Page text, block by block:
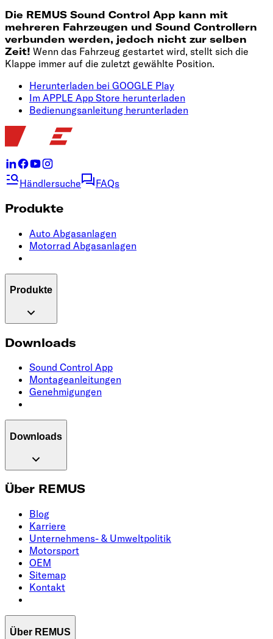
Die REMUS Sound Control App kann mit
mehreren Fahrzeugen und Sound Controllern
verbunden werden, jedoch nicht zur selben
Zeit! Wenn das Fahrzeug gestartet wird, stellt sich die
Klappe immer auf die zuletzt gewählte Position.
Herunterladen bei GOOGLE Play
Im APPLE App Store herunterladen
Bedienungsanleitung herunterladen
Händlersuche FAQs
Produkte
Auto Abgasanlagen
Motorrad Abgasanlagen
Produkte
Downloads
Sound Control App
Montageanleitungen
Genehmigungen
Downloads
Über REMUS
Blog
Karriere
Unternehmens- & Umweltpolitik
Motorsport
OEM
Sitemap
Kontakt
Über REMUS